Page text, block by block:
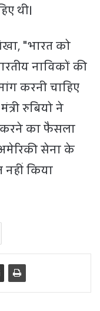
थी।
"भारत को
नाविकों की
करनी चाहिए
रुबियो ने
करने का फैसला
सेना के
किया